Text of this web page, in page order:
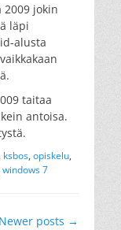
2009 jokin
läpi
alusta
taitaa
antoisa.
ksbos, opiskelu,
windows 7
Newer posts →